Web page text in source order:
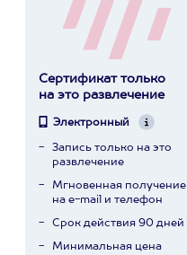
Сертификат только
на это развлечение
Электронный
Запись только на это
развлечение
Мгновенная получение
на e-mail и телефон
Срок действия 90 дней
Минимальная цена